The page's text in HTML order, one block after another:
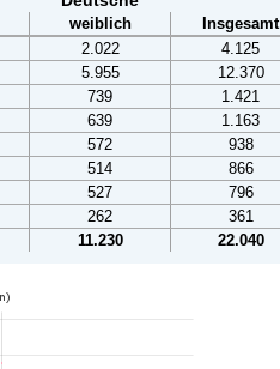
weiblich Insgesamt
2.022 4.125
5.955 12.370
739 1.421
639 1.163
572 938
514 866
527 796
262 361
11.230 22.040